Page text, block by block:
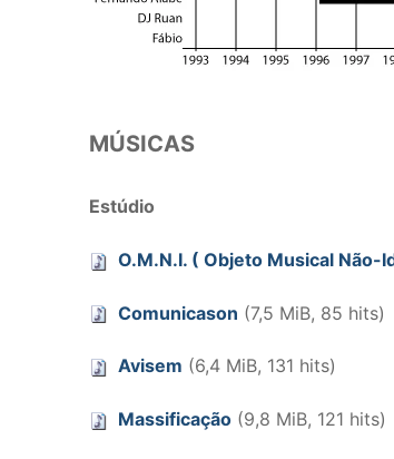
MÚSICAS
Estúdio
O.M.N.I. ( Objeto Musical Não-
Comunicason (7,5 MiB, 85 hits)
Avisem (6,4 MiB, 131 hits)
Massificação (9,8 MiB, 121 hits)